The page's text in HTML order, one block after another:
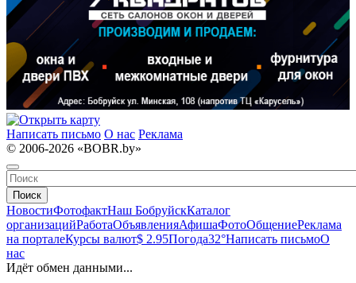
Написать письмо О нас Реклама
© 2006-2026 «BOBR.by»
Поиск
НовостиФотофактНаш БобруйскКаталог
организацийРаботаОбъявленияАфишаФотоОбщениеРеклама
на порталеКурсы валют$ 2.95Погода32°Написать письмоО
нас
Идёт обмен данными...